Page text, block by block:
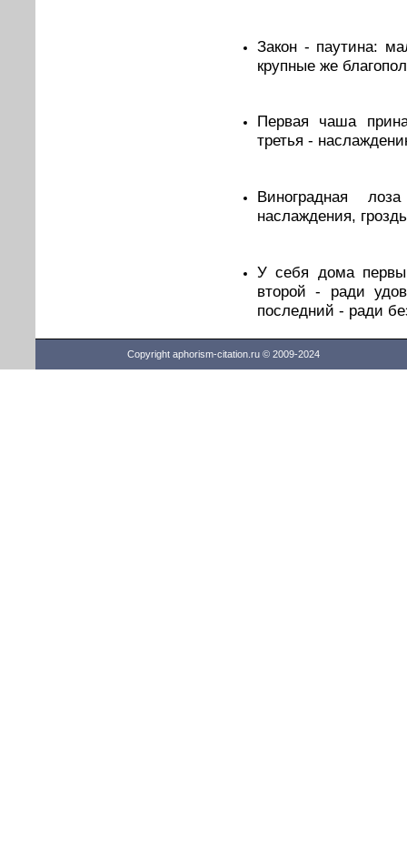
Закон - паутина:
крупные же
Первая чаша
третья -
Виноградная
наслаждения,
У себя дома
второй - ради
последний - ради
Copyright aphorism-citation.ru © 2009-2024